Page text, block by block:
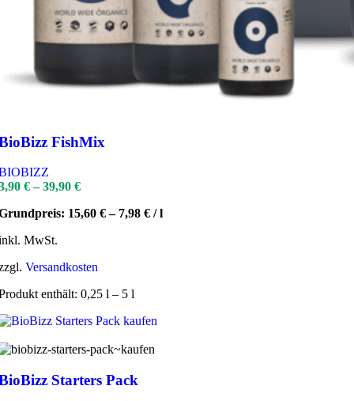
FishMix
€–39,90 €
15,60 €– 7,98 € /l
MwSt.
Versandkosten
enthält: 0,25 l – 5 l
Starters Pack